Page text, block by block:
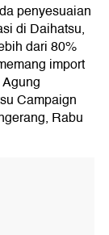
penyesuaian
di Daihatsu,
dari 80%
import
Campaign
Rabu